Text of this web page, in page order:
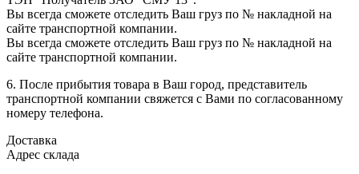
Вы всегда сможете отследить Ваш груз по № накладной на
сайте транспортной компании.
Вы всегда сможете отследить Ваш груз по № накладной на
сайте транспортной компании.
6. После прибытия товара в Ваш город, представитель
транспортной компании свяжется с Вами по согласованному
номеру телефона.
Доставка
Адрес склада